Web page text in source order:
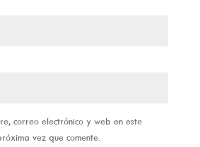
correo electrónico y web en este
vez que comente.